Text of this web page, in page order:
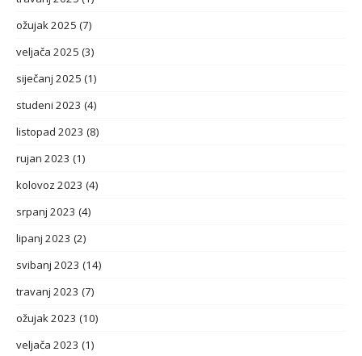
ožujak 2025 (7)
veljača 2025 (3)
siječanj 2025 (1)
studeni 2023 (4)
listopad 2023 (8)
rujan 2023 (1)
kolovoz 2023 (4)
srpanj 2023 (4)
lipanj 2023 (2)
svibanj 2023 (14)
travanj 2023 (7)
ožujak 2023 (10)
veljača 2023 (1)